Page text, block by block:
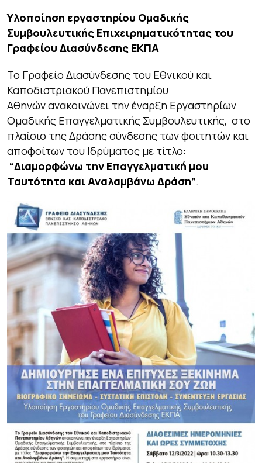
Υλοποίηση εργαστηρίου Ομαδικής
Συμβουλευτικής Επιχειρηματικότητας του
Γραφείου Διασύνδεσης ΕΚΠΑ
Το Γραφείο Διασύνδεσης του Εθνικού και
Καποδιστριακού Πανεπιστημίου
Αθηνών ανακοινώνει την έναρξη Εργαστηρίων
Ομαδικής Επαγγελματικής Συμβουλευτικής, στο
πλαίσιο της Δράσης σύνδεσης των φοιτητών και
αποφοίτων του Ιδρύματος με τίτλο:
“Διαμορφώνω την Επαγγελματική μου
Ταυτότητα και Αναλαμβάνω Δράση”.